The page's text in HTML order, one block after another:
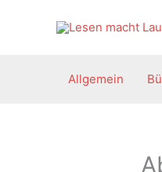
Allgemein